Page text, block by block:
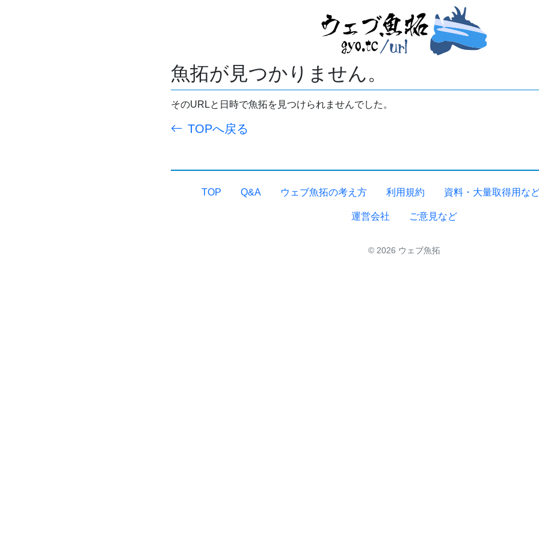
魚拓が見つかりません。
そのURLと日時で魚拓を見つけられませんでした。
TOPへ戻る
TOP Q&A ウェブ魚拓の考え方 利用規約 資料・大量取得用な
運営会社 ご意見など
© 2026 ウェブ魚拓